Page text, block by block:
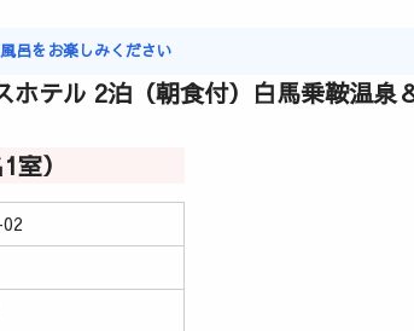
呂をお楽しみください
テル 2泊（朝食付）白馬乗鞍温泉
）